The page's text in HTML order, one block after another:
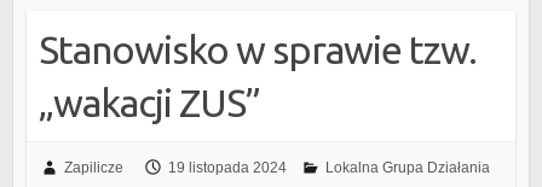
Stanowisko w sprawie tzw.
„wakacji ZUS”
Zapilicze 19 listopada 2024
Lokalna Grupa Działania